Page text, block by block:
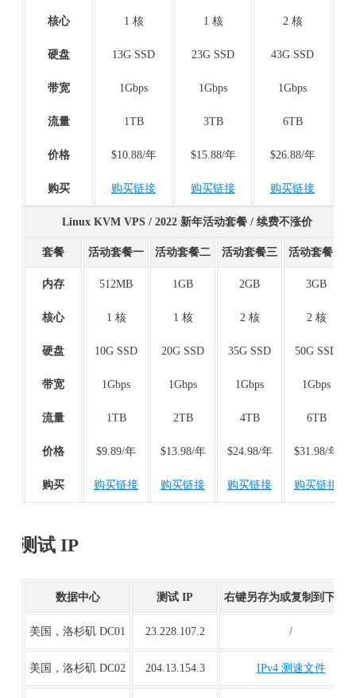
核心 1 核 1 核 2 核
硬盘 13G SSD 23G SSD 43G SSD
带宽 1Gbps 1Gbps 1Gbps
流量 1TB 3TB 6TB
价格 $10.88/年 $15.88/年 $26.88/年
购买 购买链接 购买链接 购买链接
Linux KVM VPS / 2022 新年活动套餐 / 续费不涨价
套餐 活动套餐一 活动套餐二 活动套餐三 活动套餐四
内存 512MB 1GB 2GB 3GB
核心 1 核 1 核 2 核 2 核
硬盘 10G SSD 20G SSD 35G SSD 50G SSD
带宽 1Gbps 1Gbps 1Gbps 1Gbps
流量 1TB 2TB 4TB 6TB
价格 $9.89/年 $13.98/年 $24.98/年 $31.98/年
购买 购买链接 购买链接 购买链接 购买链接
测试 IP
数据中心 测试 IP 右键另存为或复制到下载
美国，洛杉矶 DC01 23.228.107.2 /
美国，洛杉矶 DC02 204.13.154.3 IPv4 测速文件